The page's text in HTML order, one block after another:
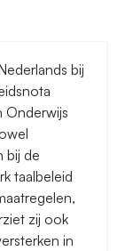
bij
Onderwijs
bij de
taalbeleid
zij ook
in